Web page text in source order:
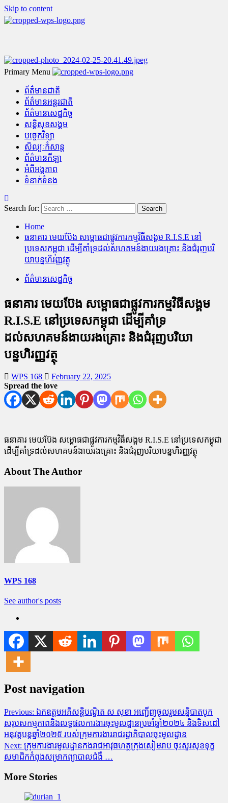
Skip to content
Primary Menu
ព័ត៌មានជាតិ
ព័ត៌មានអន្តរជាតិ
ព័ត៌មានសេដ្ឋកិច្ច
សន្តិសុខសង្គម
បច្ចេកវិទ្យា
សិល្បៈកំសាន្ត
ព័ត៌មានកីឡា
អំពីអង្គភាព
ទំនាក់ទំនង
Search for:
Home
ធនាគារ មេ​យ​ប៊ែ​ង សម្ពោធ​ជា​ផ្លូវការ​កម្មវិធីសង្គម R.I.S.E នៅ​
ប្រទេស​កម្ពុជា ដើម្បី​គាំទ្រ​ដល់សហគមន៍​ងាយ​រង​គ្រោះ និង​ជំរុញបរិ​
យា​បន្នហិរញ្ញវត្ថុ
ព័ត៌មានសេដ្ឋកិច្ច
ធនាគារ មេ​យ​ប៊ែ​ង សម្ពោធ​ជា​ផ្លូវការ​កម្មវិធីសង្គម
R.I.S.E នៅ​ប្រទេស​កម្ពុជា ដើម្បី​គាំទ្រ​
ដល់សហគមន៍​ងាយ​រង​គ្រោះ និង​ជំរុញបរិ​យា​
បន្នហិរញ្ញវត្ថុ
WPS 168
February 22, 2025
Spread the love
ធនាគារ មេ​យ​ប៊ែ​ង សម្ពោធ​ជា​ផ្លូវការ​កម្មវិធីសង្គម R.I.S.E នៅ​ប្រទេស​កម្ពុជា
ដើម្បី​គាំទ្រ​ដល់សហគមន៍​ងាយ​រង​គ្រោះ និង​ជំរុញបរិ​យា​បន្នហិរញ្ញវត្ថុ
About The Author
WPS 168
See author's posts
Post navigation
Previous: ឯកឧត្តមអភិសន្តិបណ្ឌិត ស សុខា អញ្ជើញចូលរួមសន្និបាតបូក
សរុបសកម្មភាពនិងលទ្ធផលការងារចុះមូលដ្ឋានប្រចាំឆ្នាំ២០២៤ និងទិសដៅ
អនុវត្តបន្តឆ្នាំ២០២៥ របស់ក្រុមការងាររាជរដ្ឋាភិបាលចុះមូលដ្ឋាន
Next: ក្រុមការងារមូលដ្ឋានកងរាជអាវុធហត្ថក្រុងសៀមរាប ចុះសួរសុខទុក្ខ
សមាជិកកំពុងសម្រាកព្យាបាលជំងឺ …
More Stories